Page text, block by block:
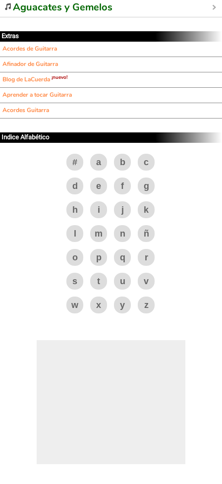
Aguacates y Gemelos
Extras
Acordes de Guitarra
Afinador de Guitarra
Blog de LaCuerda ¡nuevo!
Aprender a tocar Guitarra
Acordes Guitarra
Indice Alfabético
# a b c
d e f g
h i j k
m n ñ
o p q r
s t u v
w x y z